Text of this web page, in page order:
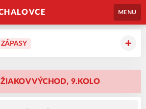
MENU
ZÁPASY
ŽIAKOV VÝCHOD, 9.KOLO